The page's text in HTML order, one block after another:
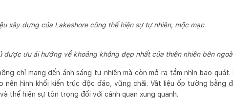
xây dựng của Lakeshore cũng thể hiện sự tự nhiên, mộc mạc
được ưu ái hướng về khoảng không đẹp nhất của thiên nhiên bên
chỉ mang đến ánh sáng tự nhiên mà còn mở ra tầm nhìn bao quát.
nên hình khối kiến trúc độc đáo, vững chãi. Vật liệu ốp tường bằng
thể hiện sự tôn trọng đối với cảnh quan xung quanh.